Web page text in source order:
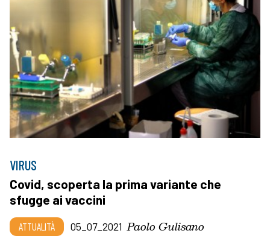
VIRUS
Covid, scoperta la prima variante che
sfugge ai vaccini
ATTUALITÀ 05_07_2021 Paolo Gulisano